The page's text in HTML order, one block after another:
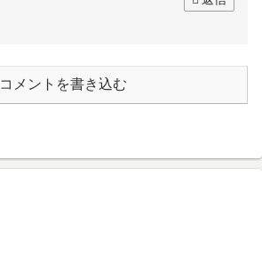
コメントを書き込む